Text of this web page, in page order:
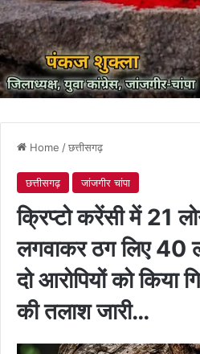
Home /छत्तीसगढ़
छत्तीसगढ़ जांजगीर चांपा
क्रिप्टो करेंसी में 21
लगवाकर ठग लिए 40
दो आरोपियों को किया
की तलाश जारी…